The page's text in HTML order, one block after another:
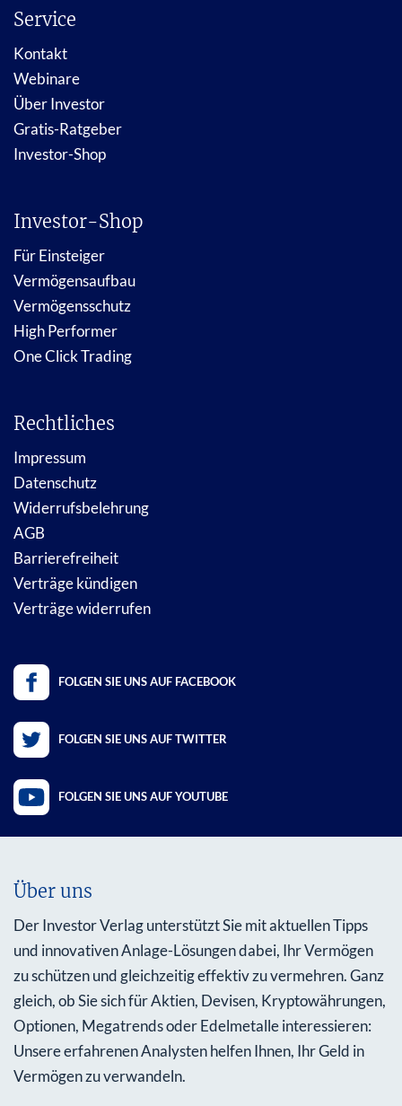
Service
Kontakt
Webinare
Über Investor
Gratis-Ratgeber
Investor-Shop
Investor-Shop
Für Einsteiger
Vermögensaufbau
Vermögensschutz
High Performer
One Click Trading
Rechtliches
Impressum
Datenschutz
Widerrufsbelehrung
AGB
Barrierefreiheit
Verträge kündigen
Verträge widerrufen
FOLGEN SIE UNS AUF FACEBOOK
FOLGEN SIE UNS AUF TWITTER
FOLGEN SIE UNS AUF YOUTUBE
Über uns
Der Investor Verlag unterstützt Sie mit aktuellen Tipps
und innovativen Anlage-Lösungen dabei, Ihr Vermögen
zu schützen und gleichzeitig effektiv zu vermehren. Ganz
gleich, ob Sie sich für Aktien, Devisen, Kryptowährungen,
Optionen, Megatrends oder Edelmetalle interessieren:
Unsere erfahrenen Analysten helfen Ihnen, Ihr Geld in
Vermögen zu verwandeln.